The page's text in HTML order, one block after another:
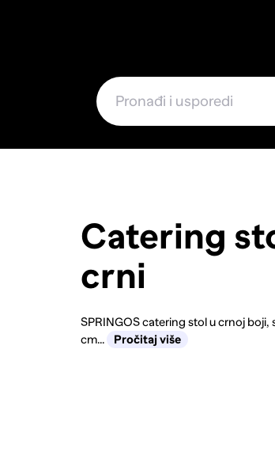
Catering
crni
SPRINGOS catering stol u crnoj
cm...
Pročitaj više